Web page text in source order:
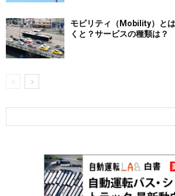
モビリティ（Mobility）と
くと？サービスの種類は？